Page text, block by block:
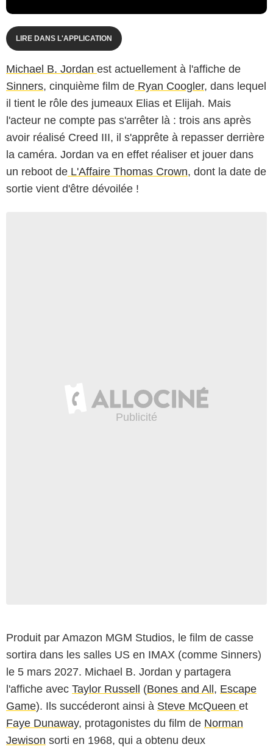
LIRE DANS L'APPLICATION
Michael B. Jordan est actuellement à l'affiche de
Sinners, cinquième film de Ryan Coogler, dans lequel
il tient le rôle des jumeaux Elias et Elijah. Mais
l'acteur ne compte pas s'arrêter là : trois ans après
avoir réalisé Creed III, il s'apprête à repasser derrière
la caméra. Jordan va en effet réaliser et jouer dans
un reboot de L'Affaire Thomas Crown, dont la date de
sortie vient d'être dévoilée !
Produit par Amazon MGM Studios, le film de casse
sortira dans les salles US en IMAX (comme Sinners)
le 5 mars 2027. Michael B. Jordan y partagera
l'affiche avec Taylor Russell (Bones and All, Escape
Game). Ils succéderont ainsi à Steve McQueen et
Faye Dunaway, protagonistes du film de Norman
Jewison sorti en 1968, qui a obtenu deux